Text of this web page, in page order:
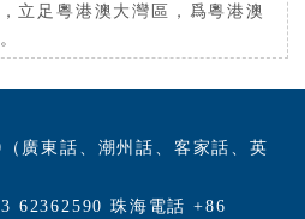
立足粵港澳大灣區，爲粵港澳
廣東話、潮州話、客家話、英
62362590 珠海電話 +86